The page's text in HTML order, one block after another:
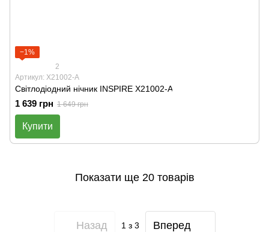
−1%
2
Артикул: X21002-A
Світлодіодний нічник INSPIRE X21002-A
1 639 грн 1 649 грн
Купити
Показати ще 20 товарів
Назад 1 з 3 Вперед